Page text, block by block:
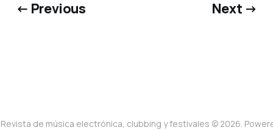
← Previous Next →
de música electrónica, clubbing y festivales © 2026.